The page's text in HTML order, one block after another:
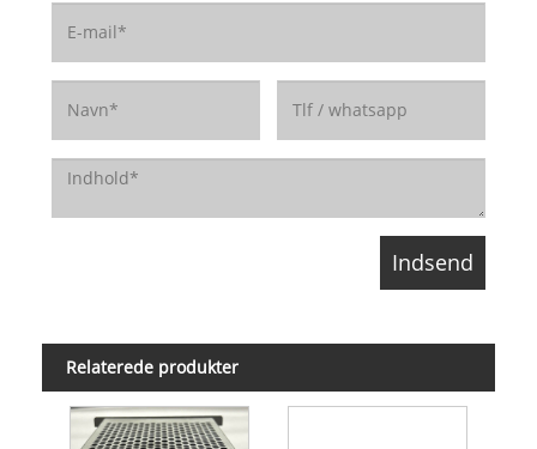
Relaterede produkter